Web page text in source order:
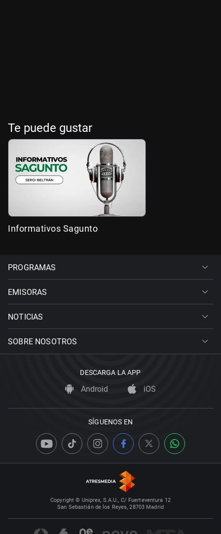
Te puede gustar
Informativos Sagunto
PROGRAMAS
EMISORAS
NOTICIAS
SOBRE NOSOTROS
DESCARGA LA APP
Android iOS
SÍGUENOS EN
Copyright © Uniprex, S.A.U., C/ Fuerteventura 12
San Sebastián de los Reyes, 28703 Madrid